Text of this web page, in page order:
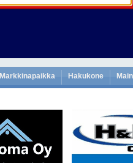
Markkinapaikka Hakukone